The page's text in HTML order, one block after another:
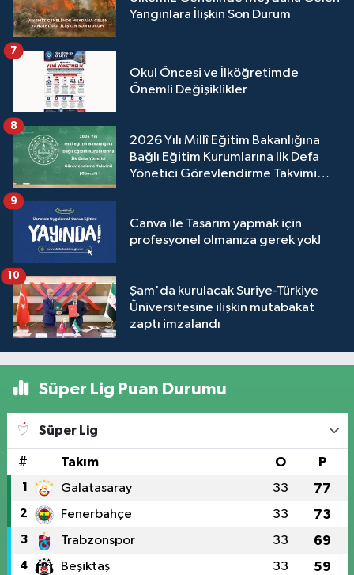
Yangınlara İlişkin Son Durum
Okul Öncesi ve İlköğretimde
Önemli Değişiklikler
7
2026 Yılı Millî Eğitim Bakanlığına
Bağlı Eğitim Kurumlarına İlk Defa
Yönetici Görevlendirme Takvimi
8
Canva ile Tasarım yapmak için
profesyonel olmanıza gerek yok!
9
Şam'da kurulacak Suriye-Türkiye
Üniversitesine ilişkin mutabakat
zaptı imzalandı
10
Süper Lig Puan Durumu
Süper Lig
# Takım O P
1 Galatasaray 33 77
2 Fenerbahçe 33 73
3 Trabzonspor 33 69
4 Beşiktaş 33 59